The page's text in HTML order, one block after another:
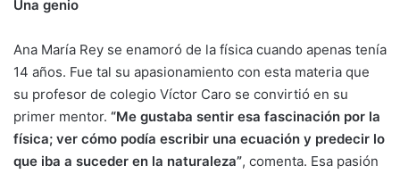
Una genio
Ana María Rey se enamoró de la física cuando apenas tenía
14 años. Fue tal su apasionamiento con esta materia que
su profesor de colegio Víctor Caro se convirtió en su
primer mentor. “Me gustaba sentir esa fascinación por la
física; ver cómo podía escribir una ecuación y predecir lo
que iba a suceder en la naturaleza”, comenta. Esa pasión